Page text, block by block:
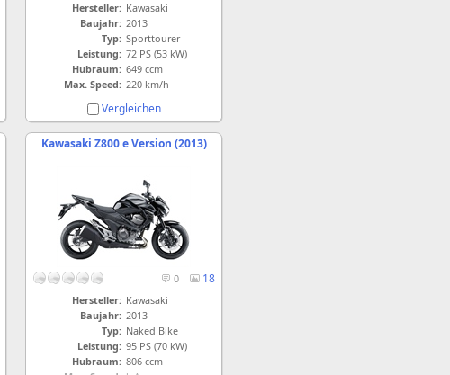
Hersteller: Kawasaki
Baujahr: 2013
Typ: Sporttourer
Leistung: 72 PS (53 kW)
Hubraum: 649 ccm
Max. Speed: 220 km/h
Vergleichen
Kawasaki Z800 e Version (2013)
18
0
Hersteller: Kawasaki
Baujahr: 2013
Typ: Naked Bike
Leistung: 95 PS (70 kW)
Hubraum: 806 ccm